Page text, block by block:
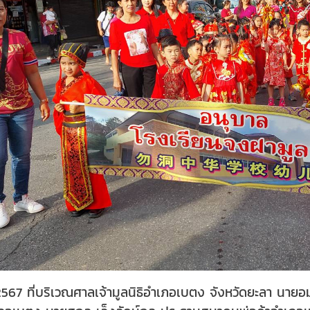
ที่บริเวณศาลเจ้ามูลนิธิอำเภอเบตง จังหวัดยะลา นา